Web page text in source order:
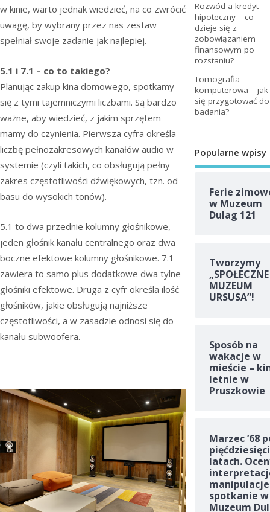
w kinie, warto jednak wiedzieć, na co zwrócić
uwagę, by wybrany przez nas zestaw
spełniał swoje zadanie jak najlepiej.
5.1 i 7.1 – co to takiego?
Planując zakup kina domowego, spotkamy
się z tymi tajemniczymi liczbami. Są bardzo
ważne, aby wiedzieć, z jakim sprzętem
mamy do czynienia. Pierwsza cyfra określa
liczbę pełnozakresowych kanałów audio w
systemie (czyli takich, co obsługują pełny
zakres częstotliwości dźwiękowych, tzn. od
basu do wysokich tonów).
5.1 to dwa przednie kolumny głośnikowe,
jeden głośnik kanału centralnego oraz dwa
boczne efektowe kolumny głośnikowe. 7.1
zawiera to samo plus dodatkowe dwa tylne
głośniki efektowe. Druga z cyfr określa ilość
głośników, jakie obsługują najniższe
częstotliwości, a w zasadzie odnosi się do
kanału subwoofera.
Rozwód a kredyt
hipoteczny – co
dzieje się z
zobowiązaniem
finansowym po
rozstaniu?
Tomografia
komputerowa – jak
się przygotować do
badania?
Popularne wpisy
Ferie
w Muzeum
Dulag 121
Tworzymy
„SPOŁECZNE
MUZEUM
URSUSA”!
Sposób na
wakacje w
mieście –
letnie w
Pruszkowie
Marzec ’68
latach.
spotkanie w
Muzeum